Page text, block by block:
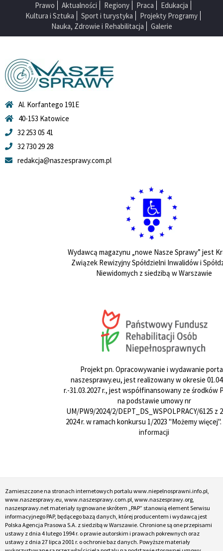
Prawo Aktualności Regiony Praca
Edukacja
Kultura i Sztuka
Sport i turystyka
Projekty Programy
Nauka, Zdrowie i Rehabilitacja
Galerie
Al. Korfantego 191E
40-153 Katowice
32 253 05 41
32 730 29 28
redakcja@naszesprawy.com.pl
Wydawcą magazynu „nowe Nasze Sprawy” jest
Związek Rewizyjny Spółdzielni Inwalidów i
Niewidomych z siedzibą w Warszawie
Projekt pn. Opracowywanie i wydawanie
naszesprawy.eu, jest realizowany w okresie
r.-31.03.2027 r., jest współfinansowany ze środków
na podstawie umowy nr
UM/PW9/2024/2/DEPT_DS_WSPOLPRACY/6125 z
2024 r. w ramach konkursu 1/2023 "Możemy więcej".
informacji
Zamieszczone na stronach internetowych portalu www.niepelnosprawni.info.pl,
www.naszesprawy.eu, www.naszesprawy.com.pl, www.naszesprawy.org,
naszesprawy.net materiały sygnowane skrótem „PAP” stanowią element Serwisu
informacyjnego PAP, będącego bazą danych, której producentem i wydawcą jest
Polska Agencja Prasowa S.A. z siedzibą w Warszawie. Chronione są one przepisami
ustawy z dnia 4 lutego 1994 r. o prawie autorskim i prawach pokrewnych oraz
ustawy z dnia 27 lipca 2001 r. o ochronie baz danych. Powyższe materiały